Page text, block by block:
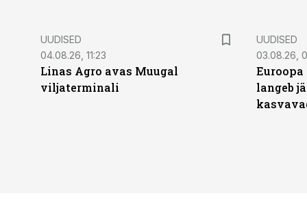
UUDISED
04.08.26, 11:23
Linas Agro avas Muugal
viljaterminali
UUDISED
03.08.26,
langeb